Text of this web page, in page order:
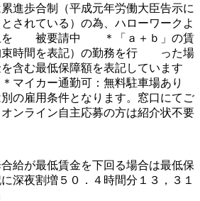
進歩合制（平成元年労働大臣告示に
れている）の為、ハローワークよ
止を 被要請中 ＊「ａ＋ｂ」の賃
束時間を表記）の勤務を行 った場
含む最低保障額を表記しています
マイカー通勤可：無料駐車場あり
の雇用条件となります。窓口にてご
ライン自主応募の方は紹介状不要
給が最低賃金を下回る場合は最低保
深夜割増５０．４時間分１３，３１